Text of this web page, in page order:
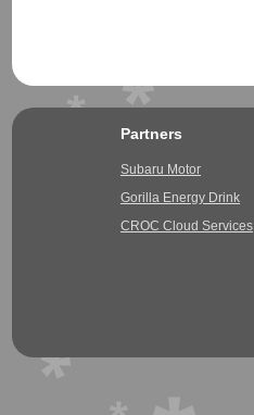
Partners
Subaru Motor
Gorilla Energy Drink
CROC Cloud Services